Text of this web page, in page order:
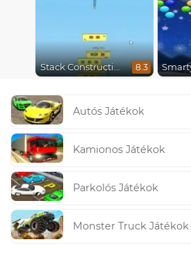
Stack Construction 8.3
Autós Játékok
Kamionos Játékok
Parkolós Játékok
Monster Truck Játékok